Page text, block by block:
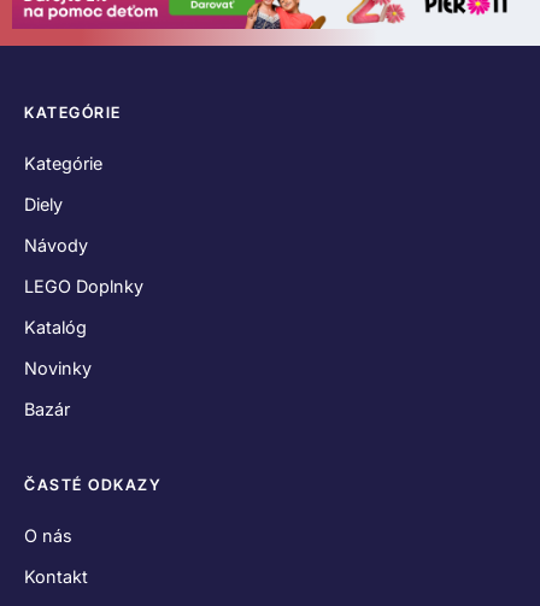
KATEGÓRIE
Kategórie
Diely
Návody
LEGO Doplnky
Katalóg
Novinky
Bazár
ČASTÉ ODKAZY
O nás
Kontakt